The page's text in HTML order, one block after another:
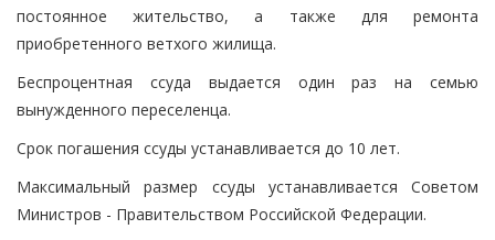
постоянное жительство, а также для ремонта
приобретенного ветхого жилища.
Беспроцентная ссуда выдается один раз на семью
вынужденного переселенца.
Срок погашения ссуды устанавливается до 10 лет.
Максимальный размер ссуды устанавливается Советом
Министров - Правительством Российской Федерации.